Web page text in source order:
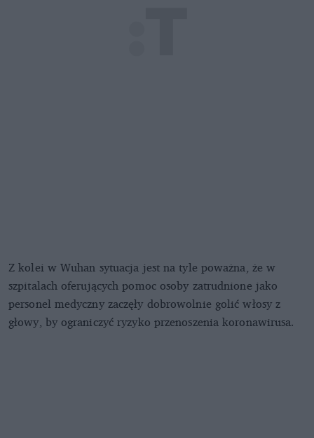
Z kolei w Wuhan sytuacja jest na tyle poważna, że w
szpitalach oferujących pomoc osoby zatrudnione jako
personel medyczny zaczęły dobrowolnie golić włosy z
głowy, by ograniczyć ryzyko przenoszenia koronawirusa.